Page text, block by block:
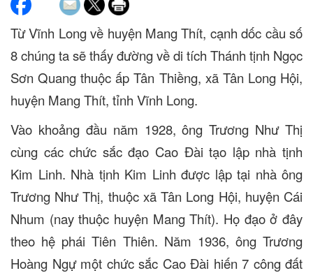
Từ Vĩnh Long về huyện Mang Thít, cạnh dốc cầu số
8 chúng ta sẽ thấy đường về di tích Thánh tịnh Ngọc
Sơn Quang thuộc ấp Tân Thiềng, xã Tân Long Hội,
huyện Mang Thít, tỉnh Vĩnh Long.
Vào khoảng đầu năm 1928, ông Trương Như Thị
cùng các chức sắc đạo Cao Đài tạo lập nhà tịnh
Kim Linh. Nhà tịnh Kim Linh được lập tại nhà ông
Trương Như Thị, thuộc xã Tân Long Hội, huyện Cái
Nhum (nay thuộc huyện Mang Thít). Họ đạo ở đây
theo hệ phái Tiên Thiên. Năm 1936, ông Trương
Hoàng Ngự một chức sắc Cao Đài hiến 7 công đất